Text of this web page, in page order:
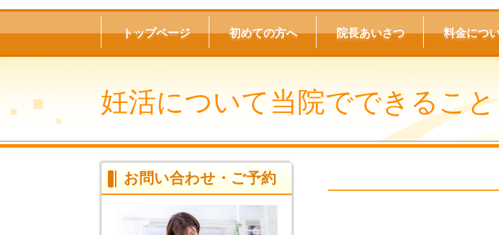
トップページ 初めての方へ 院長あいさつ 料金につ
妊活について当院でできること
お問い合わせ・ご予約